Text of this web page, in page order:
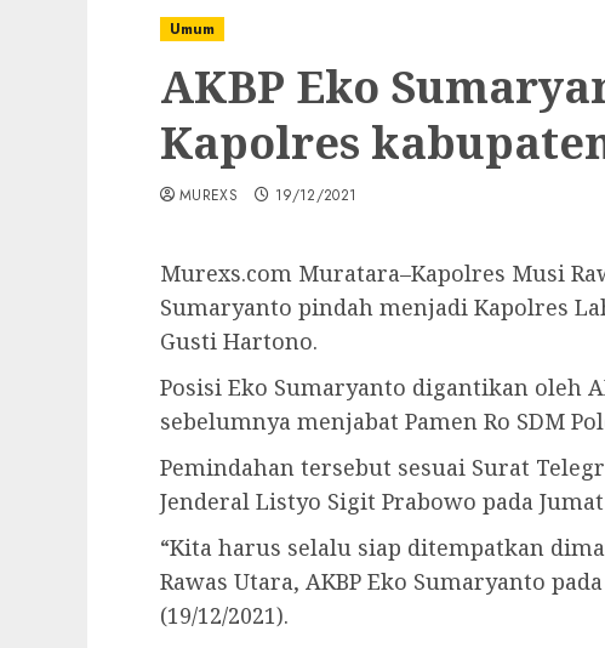
Umum
AKBP Eko
Kapolres
MUREXS 19/12/2021
Murexs.com Muratara–Kapolres Musi
Sumaryanto pindah menjadi Kapolres
Gusti Hartono.
Posisi Eko Sumaryanto digantikan oleh
sebelumnya menjabat Pamen Ro SDM
Pemindahan tersebut sesuai Surat
Jenderal Listyo Sigit Prabowo pada
“Kita harus selalu siap ditempatkan
Rawas Utara, AKBP Eko Sumaryanto
(19/12/2021).